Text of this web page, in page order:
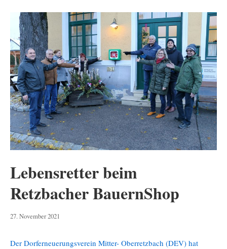
Lebensretter beim
Retzbacher BauernShop
27. November 2021
Der Dorferneuerungsverein Mitter- Oberretzbach (DEV) hat